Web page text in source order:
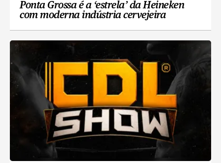
Ponta Grossa é a ‘estrela’ da Heineken
com moderna indústria cervejeira